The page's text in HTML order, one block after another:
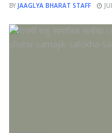
BY JAAGLYA BHARAT STAFF